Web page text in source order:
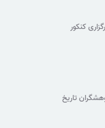
و برگزاری کنکور
تاریخ